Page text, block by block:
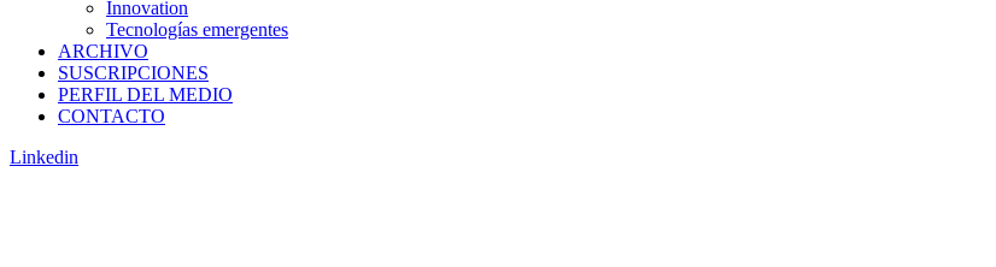
Innovation
Tecnologías emergentes
ARCHIVO
SUSCRIPCIONES
PERFIL DEL MEDIO
CONTACTO
Linkedin